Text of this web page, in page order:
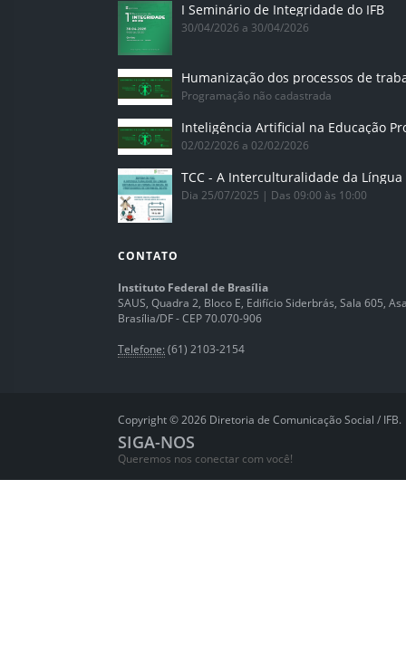
I Seminário de Integridade do IFB
30/04/2026 a 30/04/2026
Humanização dos processos de
Programação não cadastrada
02/02/2026 a 02/02/2026
Dia 25/07/2025 | Das 09:00 às 10:00
CONTATO
Instituto Federal de Brasília
SAUS, Quadra 2, Bloco E, Edifício Siderbrás, Sala 605,
Brasília/DF - CEP 70.070-906
Telefone: (61) 2103-2154
Copyright © 2026 Diretoria de Comunicação Social / IFB.
SIGA-NOS
Queremos nos conectar com você!